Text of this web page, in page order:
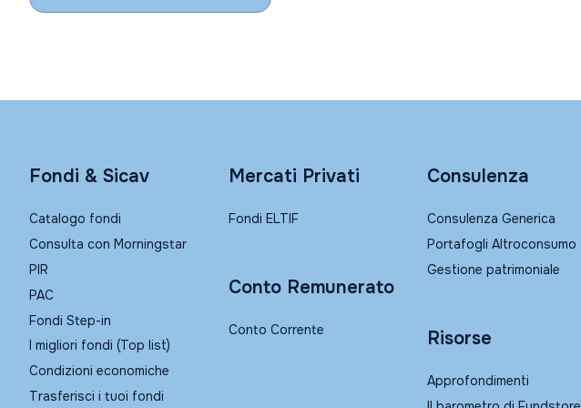
Fondi & Sicav
Catalogo fondi
Consulta con Morningstar
PIR
PAC
Fondi Step-in
I migliori fondi (Top list)
Condizioni economiche
Trasferisci i tuoi fondi
Mercati Privati
Fondi ELTIF
Conto Remunerato
Conto Corrente
Consulenza
Consulenza Generica
Portafogli Altroconsumo
Gestione patrimoniale
Risorse
Approfondimenti